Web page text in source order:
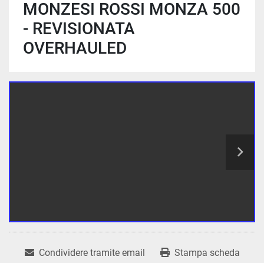
MONZESI ROSSI MONZA 500
- REVISIONATA
OVERHAULED
Condividere tramite email Stampa scheda